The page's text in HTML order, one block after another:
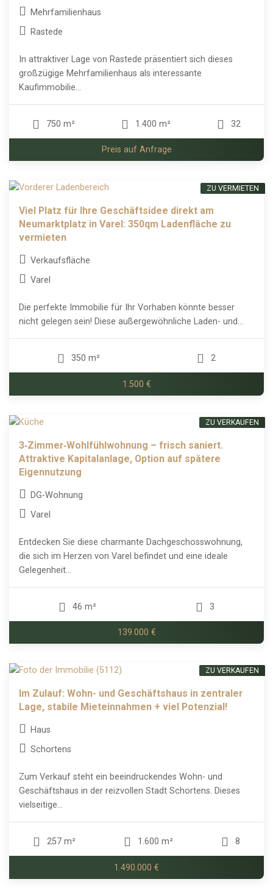
Mehrfamilienhaus
Rastede
In attraktiver Lage von Rastede präsentiert sich dieses
großzügige Mehrfamilienhaus als interessante
Kaufimmobilie...
750 m² 1.400 m² 32
Preis auf Anfrage
Viel Platz für Ihre Geschäftsidee direkt am
Neumarktplatz in Varel: 350qm Ladenfläche zu
vermieten
Verkaufsfläche
Varel
Die perfekte Immobilie für Ihr Vorhaben könnte besser
nicht gelegen sein! Diese außergewöhnliche Laden- und...
350 m² 2
1.500 €
ZU VERMIETEN
3‑Zimmer‑Wohlfühlwohnung – frisch saniert.
Attraktive Kapitalanlage, Option auf spätere
Eigennutzung
DG-Wohnung
Varel
Entdecken Sie diese charmante Dachgeschosswohnung,
die sich im Herzen von Varel befindet und eine ideale
Gelegenheit...
46 m² 3
139.000 €
ZU VERKAUFEN
Im Zulauf: Wohn- und Geschäftshaus in zentraler
Lage, stabile Mieteinnahmen + viel Potenzial!
Haus
Schortens
Zum Verkauf steht ein beeindruckendes Wohn- und
Geschäftshaus in der reizvollen Stadt Schortens. Dieses
vielseitige...
257 m² 1.600 m² 8
1.490.000 €
ZU VERKAUFEN